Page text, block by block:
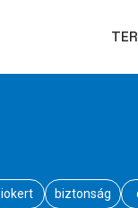
biztonság